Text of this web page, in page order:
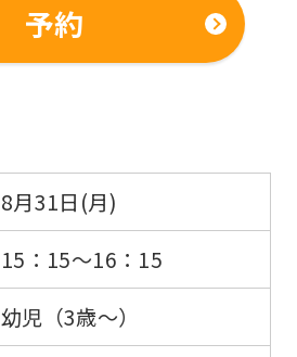
予約
8月31日(月)
15：15～16：15
幼児（3歳～）
if
you
translation
service,
the
Japanese
version